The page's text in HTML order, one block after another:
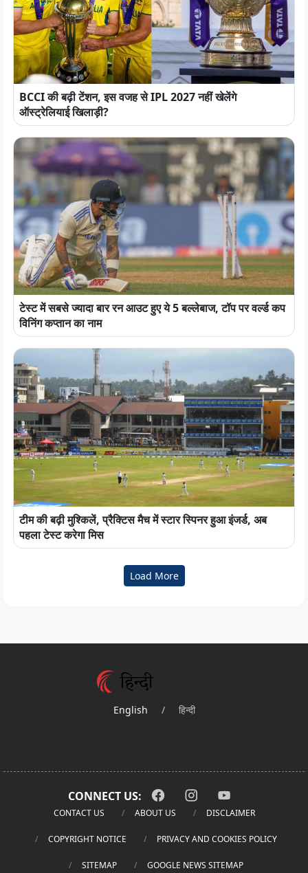
BCCI की बढ़ी टेंशन, इस वजह से IPL 2027 नहीं खेलेंगे
ऑस्ट्रेलियाई खिलाड़ी?
टेस्ट में सबसे ज्यादा बार रन आउट हुए ये 5 बल्लेबाज, टॉप पर वर्ल्ड कप
विनिंग कप्तान का नाम
टीम की बढ़ी मुश्किलें, प्रैक्टिस मैच में स्टार स्पिनर हुआ इंजर्ड, अब
पहला टेस्ट करेगा मिस
Load More
English / हिन्दी
CONNECT US:
CONTACT US ABOUT US DISCLAIMER
COPYRIGHT NOTICE PRIVACY AND COOKIES POLICY
SITEMAP GOOGLE NEWS SITEMAP